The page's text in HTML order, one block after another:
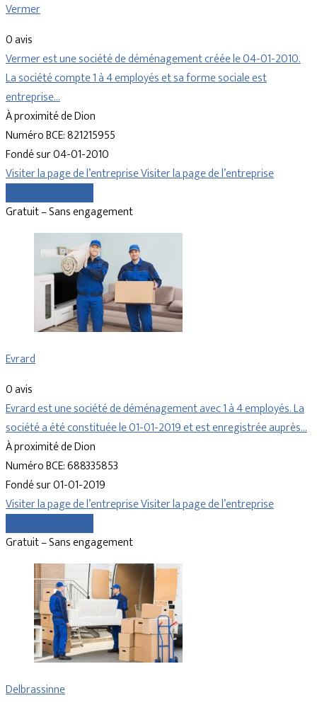
Vermer
0 avis
Vermer est une société de déménagement créée le 04-01-2010.
La société compte 1 à 4 employés et sa forme sociale est
entreprise…
À proximité de Dion
Numéro BCE: 821215955
Fondé sur 04-01-2010
Visiter la page de l’entrepriseVisiter la page de l’entreprise
Gratuit – Sans engagement
Evrard
0 avis
Evrard est une société de déménagement avec 1 à 4 employés. La
société a été constituée le 01-01-2019 et est enregistrée auprès…
À proximité de Dion
Numéro BCE: 688335853
Fondé sur 01-01-2019
Visiter la page de l’entrepriseVisiter la page de l’entreprise
Gratuit – Sans engagement
Delbrassinne